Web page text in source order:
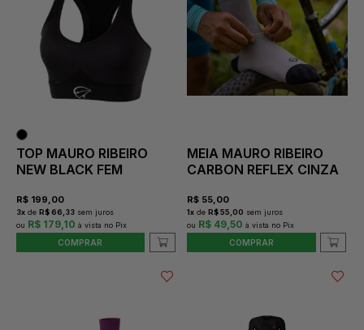
TOP MAURO RIBEIRO
NEW BLACK FEM
R$ 199,00
3x de R$ 66,33 sem juros
R$ 179,10
COMPRAR
MEIA MAURO RIBEIRO
CARBON REFLEX CINZA
R$ 55,00
1x de R$ 55,00 sem juros
R$ 49,50
COMPRAR